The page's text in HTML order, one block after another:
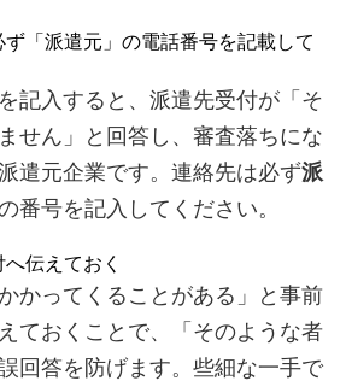
「派遣元」の電話番号を記載して
記入すると、派遣先受付が「そ
せん」と回答し、審査落ちにな
遣元企業です。連絡先は必ず派
番号を記入してください。
伝えておく
かってくることがある」と事前
ておくことで、「そのような者
回答を防げます。些細な一手で